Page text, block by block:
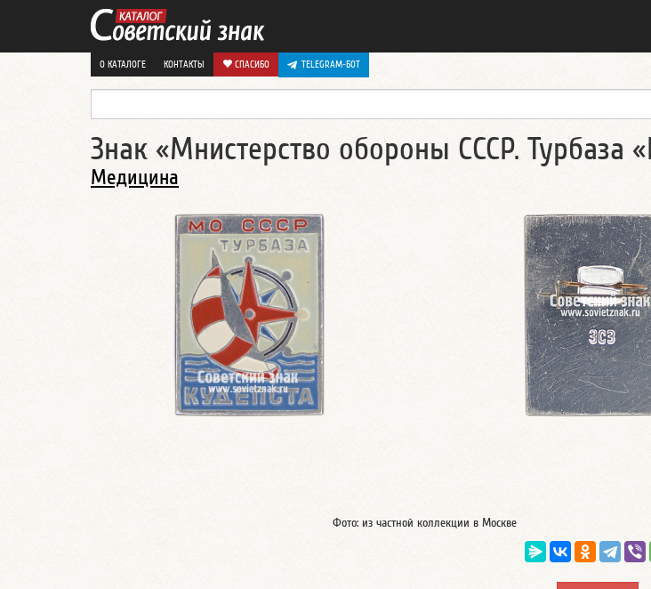
О КАТАЛОГЕ КОНТАКТЫ СПАСИБО TELEGRAM-БОТ
Знак «Мнистерство обороны СССР. Турбаза
Медицина
Фото: из частной коллекции в Москве